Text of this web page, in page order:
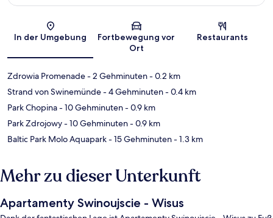
In der Umgebung
Fortbewegung vor
Ort
Restaurants
Zdrowia Promenade- 2 Gehminuten- 0.2 km
Strand von Swinemünde- 4 Gehminuten- 0.4 km
Park Chopina- 10 Gehminuten- 0.9 km
Park Zdrojowy- 10 Gehminuten- 0.9 km
Baltic Park Molo Aquapark- 15 Gehminuten- 1.3 km
Mehr zu dieser Unterkunft
Apartamenty Swinoujscie - Wisus